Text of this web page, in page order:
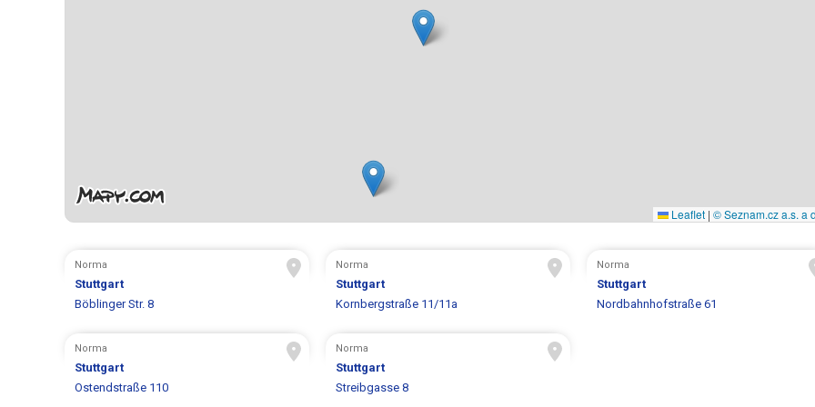
Leaflet | © Seznam.cz a.s. a
Norma
Stuttgart
Böblinger Str. 8
Norma
Stuttgart
Kornbergstraße 11/11a
Norma
Stuttgart
Nordbahnhofstraße 61
Norma
Stuttgart
Ostendstraße 110
Norma
Stuttgart
Streibgasse 8